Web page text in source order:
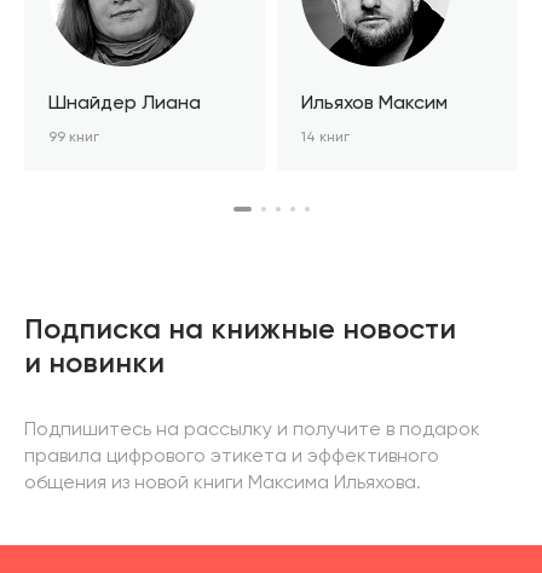
Шнайдер Лиана
99 книг
Ильяхов Максим
14 книг
Подписка на книжные новости
и новинки
Подпишитесь на рассылку и получите в подарок
правила цифрового этикета и эффективного
общения из новой книги Максима Ильяхова.